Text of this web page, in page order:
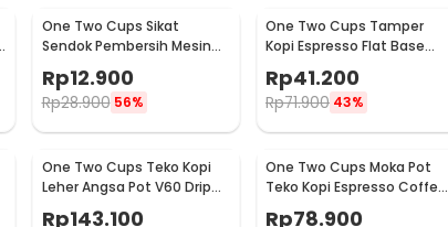
One Two Cups Sikat
Sendok Pembersih Mesin
Kopi Espresso 2in1 - 8809
Rp12.900
Rp28.900 56%
One Two Cups Tamper
Kopi Espresso Flat Base
Stainless Steel 51mm -
SS51
Rp41.200
Rp71.900 43%
One Two Cups Teko Kopi
Leher Angsa Pot V60 Drip
Kettle 960ml - RF-15
Rp143.100
One Two Cups Moka Pot
Teko Kopi Espresso Coffee
Maker Stovetop 6 Cup
Rp78.900